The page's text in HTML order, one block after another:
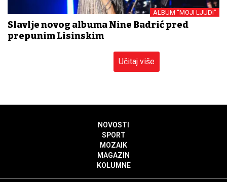
ALBUM “MOJI LJUDI”
Slavlje novog albuma Nine Badrić pred
prepunim Lisinskim
Učitaj više
NOVOSTI
SPORT
MOZAIK
MAGAZIN
KOLUMNE